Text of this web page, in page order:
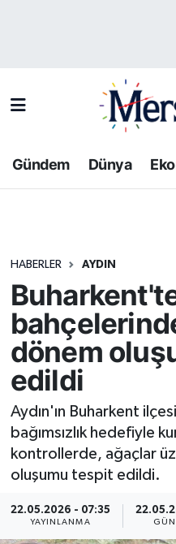
Gündem Dünya
HABERLER AYDIN
dönem
edildi
Aydın'ın Buharkent
bağımsızlık hedefiyle
kontrollerde, ağaçlar
oluşumu tespit edildi.
22.05.2026 - 07:35
YAYINLANMA
Bilim-Teknoloji
Dünya
Ekonomi
Gündem
Kültür-Sanat
Resmi İlan
Sağlık
Siyaset
Spor
Trafik Durumu
Tüm Manşetler
Haber Arşivi